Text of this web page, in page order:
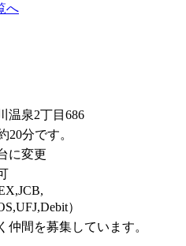
へ
温泉2丁目686
20分です。
に変更
）
仲間を募集しています。